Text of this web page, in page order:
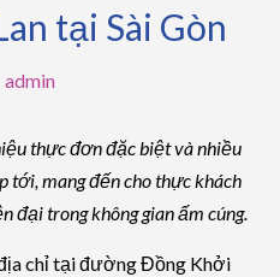
tại Sài Gòn
admin
thực đơn đặc biệt và nhiều
tới, mang đến cho thực khách
đại trong không gian ấm cúng.
chỉ tại đường Đồng Khởi